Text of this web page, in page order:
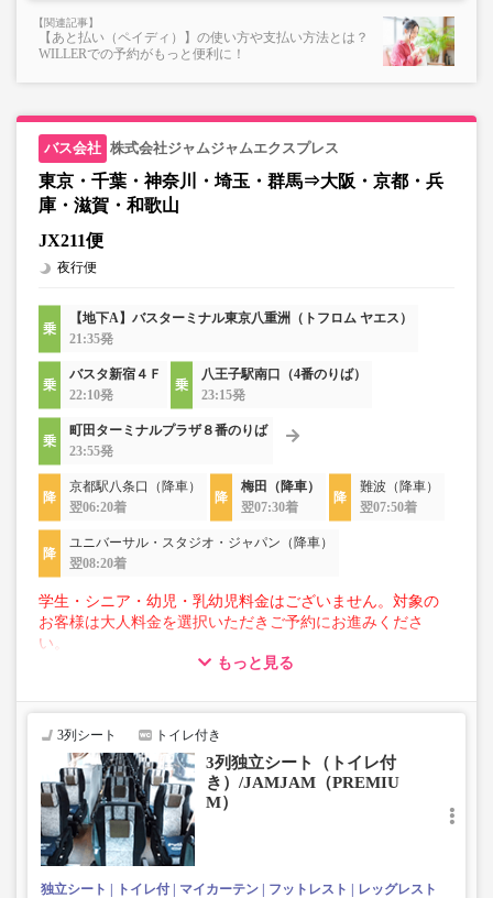
【あと払い（ペイディ）】の使い方や支払い方法とは？
WILLERでの予約がもっと便利に！
株式会社ジャムジャムエクスプレス
東京・千葉・神奈川・埼玉・群馬⇒大阪・京都・兵
庫・滋賀・和歌山
JX211便
夜行便
【地下A】バスターミナル東京八重洲（トフロム ヤエス）
21:35発
バスタ新宿４Ｆ
22:10発
八王子駅南口（4番のりば）
23:15発
町田ターミナルプラザ８番のりば
23:55発
京都駅八条口（降車）
翌06:20着
梅田（降車）
翌07:30着
難波（降車）
翌07:50着
ユニバーサル・スタジオ・ジャパン（降車）
翌08:20着
学生・シニア・幼児・乳幼児料金はございません。対象の
お客様は大人料金を選択いただきご予約にお進みくださ
い。
■トランクにてお預かりできる荷物
・3辺合計160cm以内、かつ10kg以下のものをおひとり様1
■お預かりできない荷物（貴重品以外は車内持ち込みも不
可）
楽器・自転車（折りたたみ含む）・ボード等の大きな荷
物、壊れ物、危険物、貴重品、ペット、
上記「トランクにてお預かりできる荷物」の条件を満たさ
もっと見る
3列シート トイレ付き
3列独立シート（トイレ付
き）/JAMJAM（PREMIU
M）
独立シート トイレ付 マイカーテン フットレスト
レッグレスト